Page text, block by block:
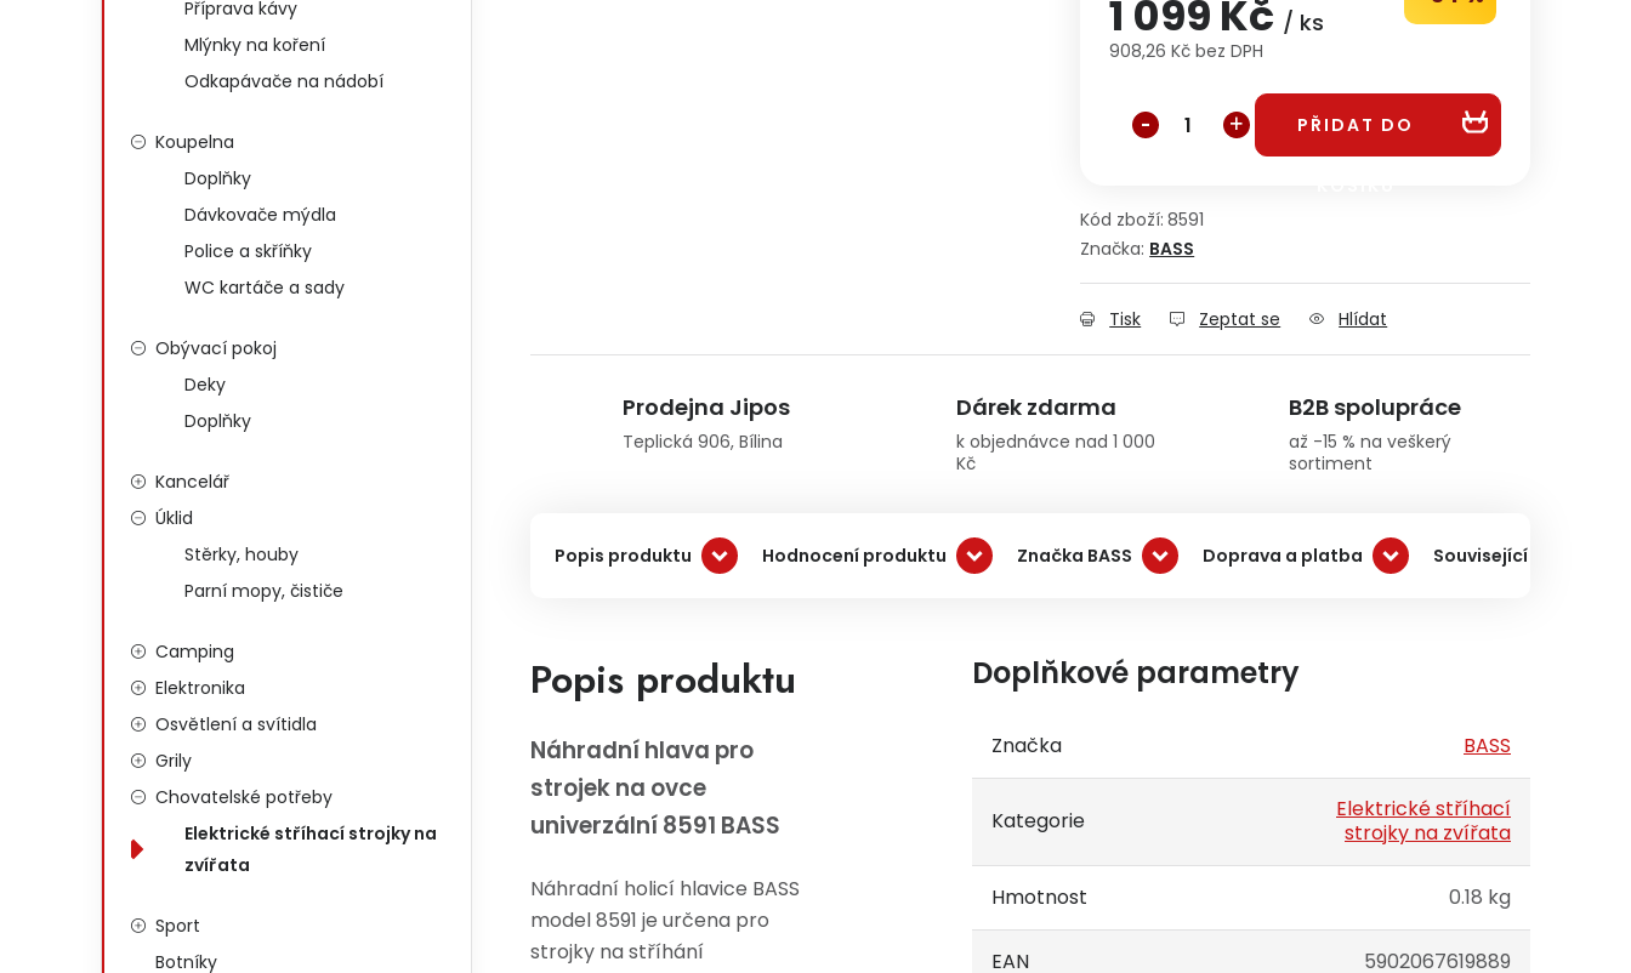
Příprava kávy
Mlýnky na koření
Odkapávače na nádobí
Koupelna
Doplňky
Dávkovače mýdla
Police a skříňky
WC kartáče a sady
Obývací pokoj
Deky
Doplňky
Kancelář
Úklid
Stěrky, houby
Parní mopy, čističe
Camping
Elektronika
Osvětlení a svítidla
Grily
Chovatelské potřeby
Elektrické stříhací strojky na
zvířata
Sport
Botníky
1 099 Kč / ks
908,26 Kč bez DPH
PŘIDAT DO
Kód zboží: 8591
Značka: BASS
Tisk Zeptat se Hlídat
Prodejna Jipos
Teplická 906, Bílina
Dárek zdarma
k objednávce nad 1 000
Kč
B2B spolupráce
až -15 % na veškerý
sortiment
Popis produktu Hodnocení produktu Značka BASS Doprava a platba Související produkty
Popis produktu
Náhradní hlava pro
strojek na ovce
univerzální 8591 BASS
Náhradní holicí hlavice BASS
model 8591 je určena pro
strojky na stříhání
Doplňkové parametry
Značka BASS
Kategorie
Elektrické stříhací
strojky na zvířata
Hmotnost 0.18 kg
EAN 5902067619889